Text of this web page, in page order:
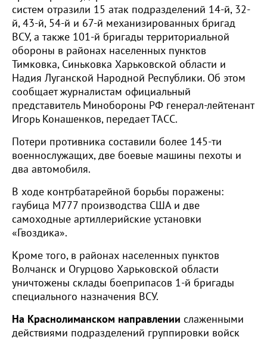
систем отразили 15 атак подразделений 14-й, 32-
й, 43-й, 54-й и 67-й механизированных бригад
ВСУ, а также 101-й бригады территориальной
обороны в районах населенных пунктов
Тимковка, Синьковка Харьковской области и
Надия Луганской Народной Республики. Об этом
сообщает журналистам официальный
представитель Минобороны РФ генерал-лейтенант
Игорь Конашенков, передает ТАСС.
Потери противника составили более 145-ти
военнослужащих, две боевые машины пехоты и
два автомобиля.
В ходе контрбатарейной борьбы поражены:
гаубица М777 производства США и две
самоходные артиллерийские установки
«Гвоздика».
Кроме того, в районах населенных пунктов
Волчанск и Огурцово Харьковской области
уничтожены склады боеприпасов 1-й бригады
специального назначения ВСУ.
На Краснолиманском направлении слаженными
действиями подразделений группировки войск